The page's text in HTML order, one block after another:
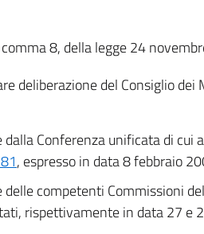
8, della legge 24
deliberazione del Consiglio
Conferenza unificata di cui
, espresso in data 8 febbraio
competenti Commissioni
rispettivamente in data 27 e